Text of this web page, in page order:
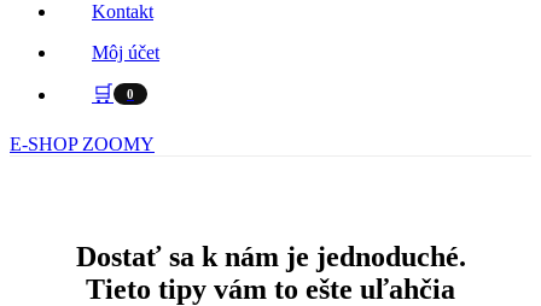
Kontakt
Môj účet
🛒 0
E-SHOP ZOOMY
Dostať sa k nám je jednoduché.
Tieto tipy vám to ešte uľahčia